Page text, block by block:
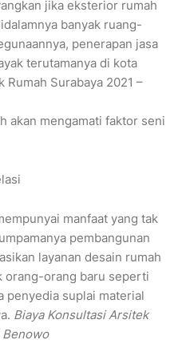
jika eksterior rumah
banyak ruang-
penerapan jasa
terutamanya di kota
Rumah Surabaya 2021 –
akan mengamati faktor seni
manfaat yang tak
pembangunan
layanan desain rumah
orang-orang baru seperti
penyedia suplai material
Biaya Konsultasi Arsitek
Benowo